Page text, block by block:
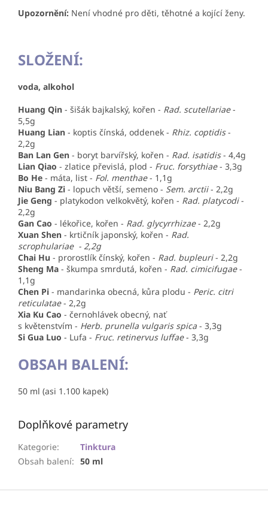
Upozornění: Není vhodné pro děti, těhotné a kojící ženy.
SLOŽENÍ:
voda, alkohol
Huang Qin - šišák bajkalský, kořen - Rad. scutellariae -
5,5g
Huang Lian - koptis čínská, oddenek - Rhiz. coptidis-
2,2g
Ban Lan Gen - boryt barvířský, kořen - Rad. isatidis- 4,4g
Lian Qiao - zlatice převislá, plod - Fruc. forsythiae- 3,3g
Bo He - máta, list - Fol. menthae- 1,1g
Niu Bang Zi - lopuch větší, semeno - Sem. arctii- 2,2g
Jie Geng - platykodon velkokvětý, kořen - Rad. platycodi-
2,2g
Gan Cao - lékořice, kořen - Rad. glycyrrhizae- 2,2g
Xuan Shen - krtičník japonský, kořen - Rad.
scrophulariae - 2,2g
Chai Hu - prorostlík čínský, kořen - Rad. bupleuri- 2,2g
Sheng Ma - škumpa smrdutá, kořen - Rad. cimicifugae-
1,1g
Chen Pi - mandarinka obecná, kůra plodu - Peric. citri
reticulatae- 2,2g
Xia Ku Cao - černohlávek obecný, nať
s květenstvím - Herb. prunella vulgaris spica - 3,3g
Si Gua Luo - Lufa - Fruc. retinervus luffae- 3,3g
OBSAH BALENÍ:
50 ml (asi 1.100 kapek)
Doplňkové parametry
Kategorie:
Tinktura
Obsah balení: 50 ml
Z